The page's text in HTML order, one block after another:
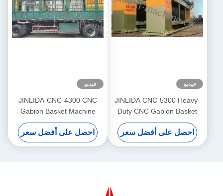
فيديو
JINLIDA CNC-5300 Heavy-
Duty CNC Gabion Basket
Welding Machine 5300mm
Width Double Twist Mesh
Production Equipment
احصل على أفضل سعر
فيديو
JINLIDA-CNC-4300 CNC
Gabion Basket Machine
4300mm Working Width
Servo-Driven Double Twist
Mesh Equipment
احصل على أفضل سعر